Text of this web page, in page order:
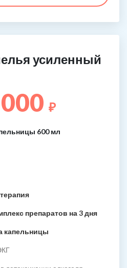
усиленный
₽
600 мл
препаратов на 3 дня
капельницы